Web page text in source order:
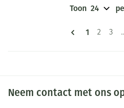
U lees
1 Pagina
2 3
Toon
Neem contact met ons